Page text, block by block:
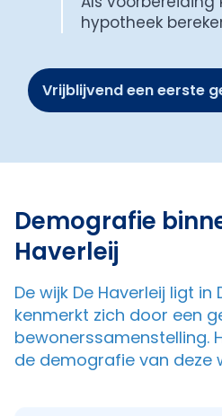
hypotheek
Vrijblijvend een eerste
Demografie
Haverleij
De wijk De Haverleij ligt in
kenmerkt zich door een
bewonerssamenstelling.
de demografie van deze